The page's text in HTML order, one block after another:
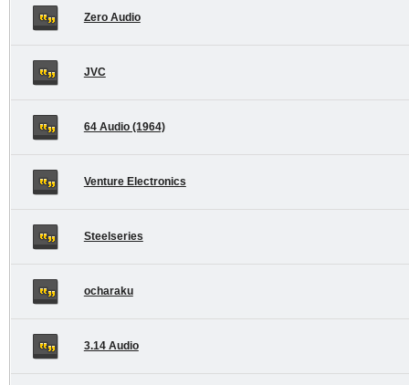
Zero Audio
JVC
64 Audio (1964)
Venture Electronics
Steelseries
ocharaku
3.14 Audio